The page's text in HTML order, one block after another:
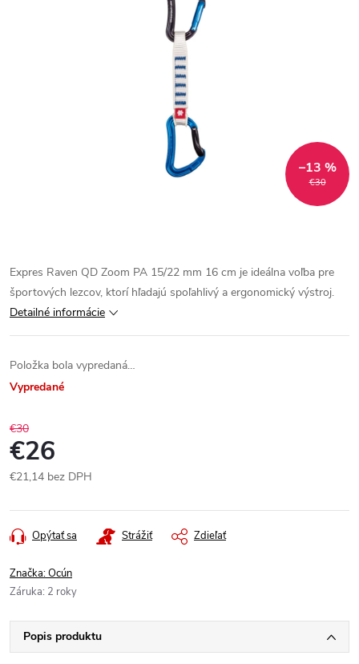
€30
–13 %
Expres Raven QD Zoom PA 15/22 mm 16 cm je ideálna voľba pre
športových lezcov, ktorí hľadajú spoľahlivý a ergonomický výstroj.
Detailné informácie
Položka bola vypredaná…
Vypredané
€30
€26
€21,14 bez DPH
cena:
Opýtať sa Strážiť Zdieľať
Značka:Ocún
Záruka: 2 roky
Popis produktu